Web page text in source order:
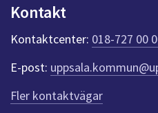
k
t
e
r
f
ö
r
Kontakt
Kontaktcenter: 018-727 00
E-post:
Fler kontaktvägar